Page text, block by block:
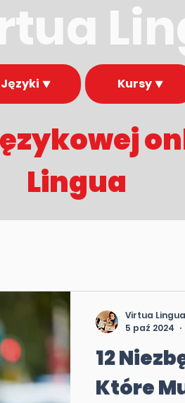
Języki ⯆ Kursy ⯆
Lingua
12
Które
Virtua Lingua
5 paź 2024